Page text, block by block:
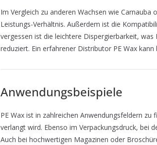
Im Vergleich zu anderen Wachsen wie Carnauba
Leistungs-Verhältnis. Außerdem ist die
vergessen ist die leichtere Dispergierbarkeit,
reduziert. Ein erfahrener Distributor PE Wax
Anwendungsbeispiele
PE Wax ist in zahlreichen Anwendungsfeldern
verlangt wird. Ebenso im Verpackungsdruck, bei
Auch bei hochwertigen Magazinen oder